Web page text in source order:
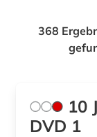
368
10
DVD 1